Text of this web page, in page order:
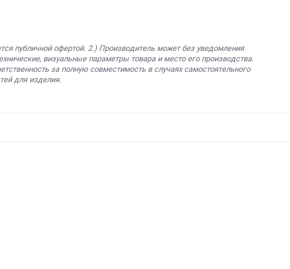
публичной офертой. 2.) Производитель может без уведомления
визуальные параметры товара и место его производства.
за полную совместимость в случаях самостоятельного
для изделия.